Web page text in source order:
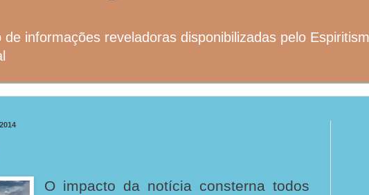
de informações reveladoras disponibilizadas pelo
O impacto da notícia consterna todos